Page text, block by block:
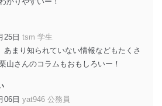
しています。
クセス等の防止
取り扱う機器等のオペレーティング
の状態に保持しています。
を導入し、自動更新 機能等の活用
最新状態としています。
25日 tsm 学生
あまり知られていない情報などもたくさ
山さんのコラムもおもしろいー！
06日 yat946 公務員